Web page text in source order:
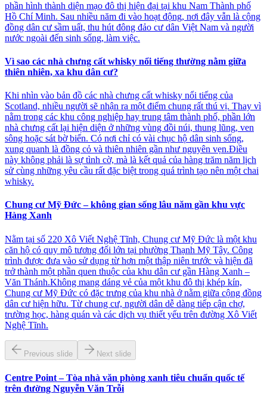
phần hình thành diện mạo đô thị hiện đại tại khu Nam Thành phố
Hồ Chí Minh. Sau nhiều năm đi vào hoạt động, nơi đây vẫn là cộng
đồng dân cư sầm uất, thu hút đông đảo cư dân Việt Nam và người
nước ngoài đến sinh sống, làm việc.
Vì sao các nhà chưng cất whisky nổi tiếng thường nằm giữa
thiên nhiên, xa khu dân cư?
Khi nhìn vào bản đồ các nhà chưng cất whisky nổi tiếng của
Scotland, nhiều người sẽ nhận ra một điểm chung rất thú vị. Thay vì
nằm trong các khu công nghiệp hay trung tâm thành phố, phần lớn
nhà chưng cất lại hiện diện ở những vùng đồi núi, thung lũng, ven
sông hoặc sát bờ biển. Có nơi chỉ có vài chục hộ dân sinh sống,
xung quanh là đồng cỏ và thiên nhiên gần như nguyên vẹn.Điều
này không phải là sự tình cờ, mà là kết quả của hàng trăm năm lịch
sử cùng những yêu cầu rất đặc biệt trong quá trình tạo nên một chai
whisky.
Chung cư Mỹ Đức – không gian sống lâu năm gần khu vực
Hàng Xanh
Nằm tại số 220 Xô Viết Nghệ Tĩnh, Chung cư Mỹ Đức là một khu
căn hộ có quy mô tương đối lớn tại phường Thạnh Mỹ Tây. Công
trình được đưa vào sử dụng từ hơn một thập niên trước và hiện đã
trở thành một phần quen thuộc của khu dân cư gần Hàng Xanh –
Văn Thánh.Không mang dáng vẻ của một khu đô thị khép kín,
Chung cư Mỹ Đức có đặc trưng của khu nhà ở nằm giữa cộng đồng
dân cư hiện hữu. Từ chung cư, người dân dễ dàng tiếp cận chợ,
trường học, hàng quán và các dịch vụ thiết yếu trên đường Xô Viết
Nghệ Tĩnh.
Previous slide Next slide
Centre Point – Tòa nhà văn phòng xanh tiêu chuẩn quốc tế
trên đường Nguyễn Văn Trỗi